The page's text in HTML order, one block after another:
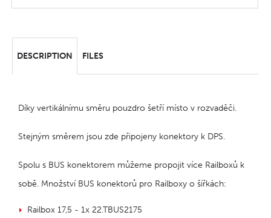
DESCRIPTION FILES
Díky vertikálnímu směru pouzdro šetří místo v rozvaděči.
Stejným směrem jsou zde připojeny konektory k DPS.
Spolu s BUS konektorem můžeme propojit více Railboxů k
sobě. Množství BUS konektorů pro Railboxy o šířkách:
Railbox 17,5 - 1x 22.TBUS2175